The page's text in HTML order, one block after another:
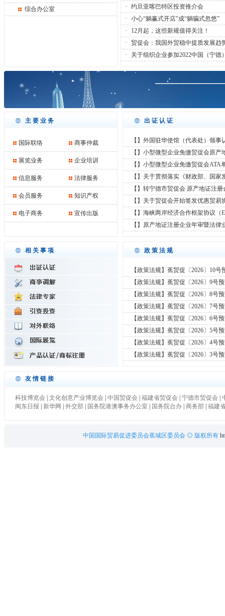
综合办公室
·
约旦亚喀巴特区投资推介会
·
小心“躺赢式开店”成“躺骗式忽悠”
·
12月起，这些新规值得关注！
·
贸促会：我国外贸稳中提质发展趋
·
关于组织企业参加2022中国（宁德
主要业务
国际联络 商事仲裁
展览业务 企业培训
信息服务 法律服务
会员服务 知识产权
电子商务 宣传出版
出证认证
【】外国驻华使馆（代表处）领事
【】小型微型企业免缴贸促会原产
【】小型微型企业免缴贸促会ATA
【】关于贯彻落实《财政部、国
【】转宁德市贸促会 原产地证注
【】关于贸促会开始签发优惠贸易
【】海峡两岸经济合作框架协议（
【】原产地证注册企业年审暨法律
相关事项 政策法规
【政策法规】蕉贸促〔2026〕10号
【政策法规】蕉贸促〔2026〕9号
【政策法规】蕉贸促〔2026〕8号
【政策法规】蕉贸促〔2026〕7号
【政策法规】蕉贸促〔2026〕6号
【政策法规】蕉贸促〔2026〕5号
【政策法规】蕉贸促〔2026〕4号
【政策法规】蕉贸促〔2026〕3号
友情链接
科技博览会| 文化创意产业博览会| 中国贸促会| 福建省贸促会| 宁德市贸促会|
闽东日报
新华网 外交部| 国务院港澳事务办公室| 国务院台办| 商务部 福建
中国国际贸易促进委员会蕉城区委员会 ◎ 版权所有